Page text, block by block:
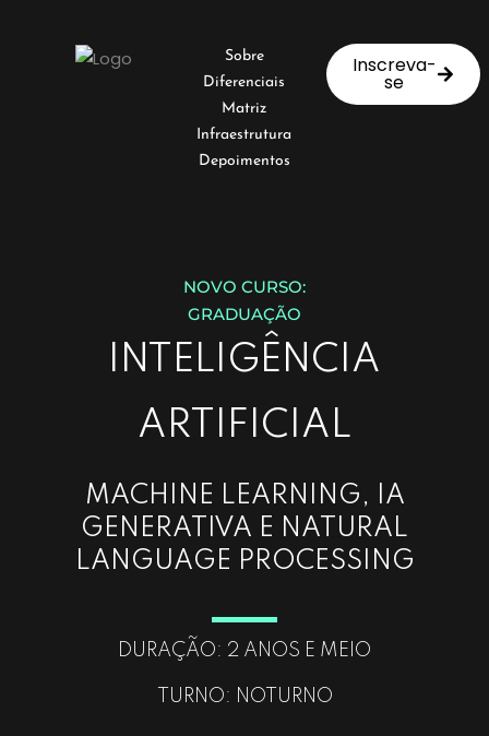
Sobre
Diferenciais
Matriz
Infraestrutura
Depoimentos
Inscreva-
se
NOVO CURSO:
GRADUAÇÃO
INTELIGÊNCIA
ARTIFICIAL
MACHINE LEARNING, IA
GENERATIVA E NATURAL
LANGUAGE PROCESSING
DURAÇÃO: 2 ANOS E MEIO
TURNO: NOTURNO
Sign in
Remember me Lost your password?